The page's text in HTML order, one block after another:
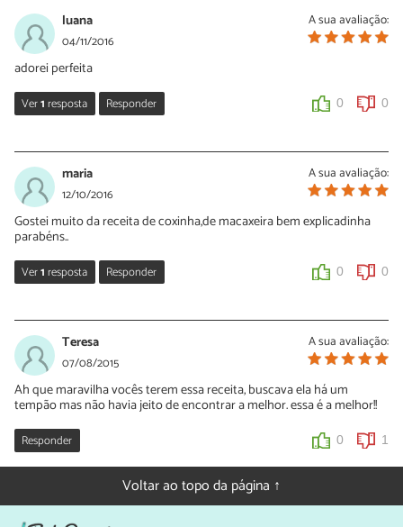
Bianca Couthi
08/01/2020
Obrigada vou fazer e te envio
A sua avaliação:
luana
04/11/2016
adorei perfeita
Ver1resposta Responder 0 0
07/11/2016
Oi Luana!
Que bom que gostou da receita! :) Da próxima vez partilhe uma
fotografia do resultado, valeu?
Obrigada pelo comentário e continue acompanhando as nossas
sugestões!
A sua avaliação:
maria
12/10/2016
Gostei muito da receita de coxinha,de macaxeira bem explicadinha
parabéns..
Ver1resposta Responder 0 0
Oi Maria!
Muito obrigada pelo seu comentário! Continue nos
acompanhando :)
0 0
A sua avaliação:
Teresa
07/08/2015
Ah que maravilha vocês terem essa receita, buscava ela há um
tempão mas não havia jeito de encontrar a melhor. essa é a melhor!!
Responder 0 1
Voltar ao topo da página ↑